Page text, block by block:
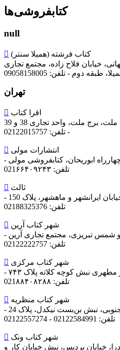
کتابفروشی‌ها
null
 کتاب فرشته (همیلا سنتر)
خیابان فلاح زاده، مجتمع تجاری
طبقه دوم - تلفن: 09058158005
تهران
 افرا کتاب
خیابان ولیعصر، روبه‌روی پارک ملت، برج ملت، واحد تجاری 38 و 39
- تلفن: 02122015757
 انتشارات مولی
چهارراه ابوریحان، کتابفروشی مولی -
تلفن: 021۶۶۴۰۹۲۴۳
 ثالث
ایرانشهر و ماهشهر، پلاک 150 -
تلفن: 02188325376
 شهر کتاب آرین
و شمس تبریزی، مجتمع تجاری آرین -
تلفن: 02122222757
 شهر کتاب مرکزی
نبش کوچه کلاته پلاک ۷۴۳ -
تلفن: 021۸۸۴۰۸۲۸۸
 شهر کتاب منظریه
نبش بن‌بست نیکدل، پلاک 24 -
تلفن: 02122584991 - 02122557274
 شهر کتاب ونک
خیابان پردیس، نبش خیابان کار و